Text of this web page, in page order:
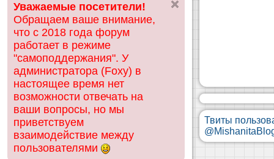
ск
Уважаемые посетители!
Обращаем ваше внимание,
что с 2018 года форум
работает в режиме
"самоподдержания". У
администратора (Foxy) в
настоящее время нет
возможности отвечать на
ваши вопросы, но мы
приветствуем
взаимодействие между
пользователями
Твиты